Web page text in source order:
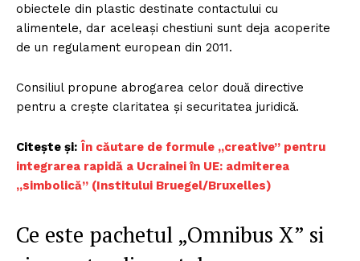
obiectele din plastic destinate contactului cu
alimentele, dar aceleași chestiuni sunt deja acoperite
de un regulament european din 2011.
Consiliul propune abrogarea celor două directive
pentru a crește claritatea și securitatea juridică.
Citește și: În căutare de formule „creative” pentru
integrarea rapidă a Ucrainei în UE: admiterea
„simbolică” (Institului Bruegel/Bruxelles)
Ce este pachetul „Omnibus X” si